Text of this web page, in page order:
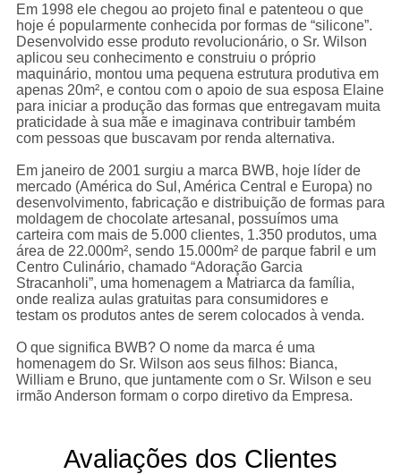
Em 1998 ele chegou ao projeto final e patenteou o que
hoje é popularmente conhecida por formas de “silicone”.
Desenvolvido esse produto revolucionário, o Sr. Wilson
aplicou seu conhecimento e construiu o próprio
maquinário, montou uma pequena estrutura produtiva em
apenas 20m², e contou com o apoio de sua esposa Elaine
para iniciar a produção das formas que entregavam muita
praticidade à sua mãe e imaginava contribuir também
com pessoas que buscavam por renda alternativa.
Em janeiro de 2001 surgiu a marca BWB, hoje líder de
mercado (América do Sul, América Central e Europa) no
desenvolvimento, fabricação e distribuição de formas para
moldagem de chocolate artesanal, possuímos uma
carteira com mais de 5.000 clientes, 1.350 produtos, uma
rea de 22.000m², sendo 15.000m² de parque fabril e um
Centro Culinário, chamado “Adoração Garcia
Stracanholi”, uma homenagem a Matriarca da família,
onde realiza aulas gratuitas para consumidores e
testam os produtos antes de serem colocados à venda.
O que significa BWB? O nome da marca é uma
homenagem do Sr. Wilson aos seus filhos: Bianca,
William e Bruno, que juntamente com o Sr. Wilson e seu
irmão Anderson formam o corpo diretivo da Empresa.
Avaliações dos Clientes